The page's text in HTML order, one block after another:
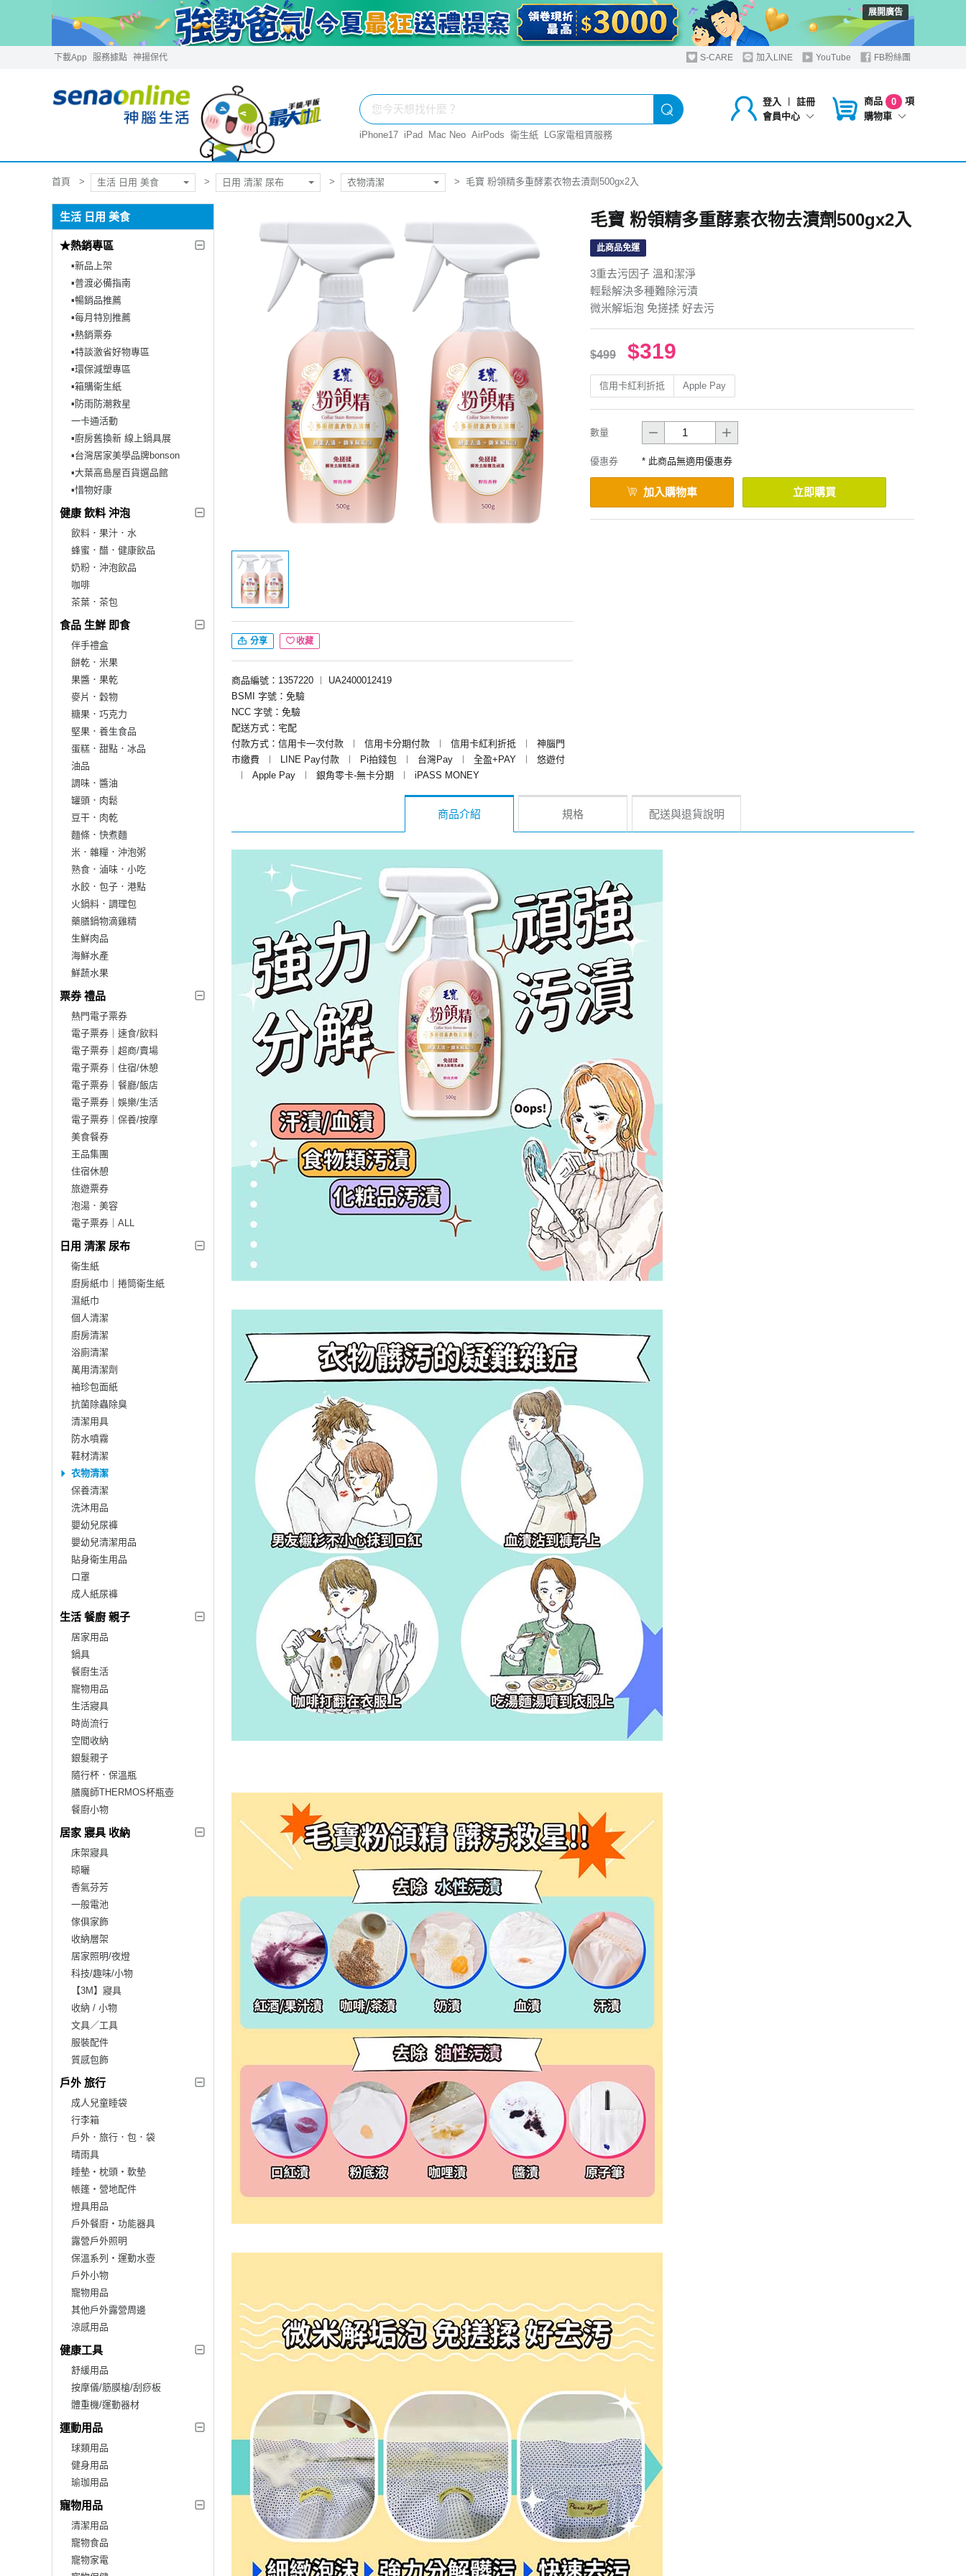
展開廣告
下載App 服務據點 神揚保代 S-CARE 加入LINE YouTube FB粉絲團
登入 ︱
註冊
會員中心
商品 0
項
購物車
iPhone17 iPad Mac Neo AirPods 衛生紙 LG家電租賃服務
首頁 生活 日用 美食 日用 清潔 尿布 衣物清潔 毛寶 粉領精多重酵素衣物去漬劑500gx2入
生活 日用 美食
★熱銷專區
▪︎新品上架
▪︎普渡必備指南
▪︎暢銷品推薦
▪︎每月特別推薦
▪︎熱銷票券
▪︎特談激省好物專區
▪︎環保減塑專區
▪︎箱購衛生紙
▪︎防雨防潮救星
一卡通活動
▪︎廚房舊換新 線上鍋具展
▪︎台灣居家美學品牌bonson
▪︎大葉高島屋百貨選品館
▪︎惜物好康
健康 飲料 沖泡
飲料．果汁．水
蜂蜜．醋．健康飲品
奶粉．沖泡飲品
咖啡
茶葉．茶包
食品 生鮮 即食
伴手禮盒
餅乾．米果
果醬．果乾
麥片．穀物
糖果．巧克力
堅果．養生食品
蛋糕．甜點．冰品
油品
調味．醬油
罐頭．肉鬆
豆干．肉乾
麵條．快煮麵
米．雜糧．沖泡粥
熟食．滷味．小吃
水餃．包子．港點
火鍋料．調理包
藥膳鍋物滴雞精
生鮮肉品
海鮮水產
鮮蔬水果
票券 禮品
熱門電子票券
電子票券｜速食/飲料
電子票券｜超商/賣場
電子票券｜住宿/休憩
電子票券｜餐廳/飯店
電子票券｜娛樂/生活
電子票券｜保養/按摩
美食餐券
王品集團
住宿休憩
旅遊票券
泡湯．美容
電子票券｜ALL
日用 清潔 尿布
衛生紙
廚房紙巾｜捲筒衛生紙
濕紙巾
個人清潔
廚房清潔
浴廁清潔
萬用清潔劑
袖珍包面紙
抗菌除蟲除臭
清潔用具
防水噴霧
鞋材清潔
衣物清潔
保養清潔
洗沐用品
嬰幼兒尿褲
嬰幼兒清潔用品
貼身衛生用品
口罩
成人紙尿褲
生活 餐廚 親子
居家用品
鍋具
餐廚生活
寵物用品
生活寢具
時尚流行
空間收納
銀髮親子
隨行杯．保溫瓶
膳魔師THERMOS杯瓶壺
餐廚小物
居家 寢具 收納
床架寢具
晾曬
香氣芬芳
一般電池
傢俱家飾
收納層架
居家照明/夜燈
科技/趣味/小物
【3M】寢具
收納 / 小物
文具／工具
服裝配件
質感包飾
戶外 旅行
成人兒童睡袋
行李箱
戶外．旅行．包．袋
晴雨具
睡墊‧枕頭‧軟墊
帳篷‧營地配件
燈具用品
戶外餐廚‧功能器具
露營戶外照明
保溫系列‧運動水壺
戶外小物
寵物用品
其他戶外露營周邊
涼感用品
健康工具
舒緩用品
按摩儀/筋膜槍/刮痧板
體重機/運動器材
運動用品
球類用品
健身用品
瑜珈用品
寵物用品
清潔用品
寵物食品
寵物家電
分享 收藏
商品編號：1357220 ︱
UA2400012419
BSMI 字號：免驗
NCC 字號：免驗
配送方式：宅配
付款方式：信用卡一次付款
︱ 信用卡分期付款 ︱ 信用卡紅利折抵 ︱
神腦門
市繳費
︱ LINE Pay付款 ︱ Pi拍錢包 ︱ 台灣Pay ︱ 全盈+PAY ︱
悠遊付
︱
Apple Pay ︱ 銀角零卡-無卡分期 ︱ iPASS MONEY
毛寶 粉領精多重酵素衣物去漬劑500gx2入
此商品免運
3重去污因子 溫和潔淨
輕鬆解決多種難除污漬
微米解垢泡 免搓揉 好去污
$499 $319
信用卡紅利折抵 Apple Pay
數量
優惠券 * 此商品無適用優惠券
加入購物車 立即購買
商品介紹 規格 配送與退貨說明